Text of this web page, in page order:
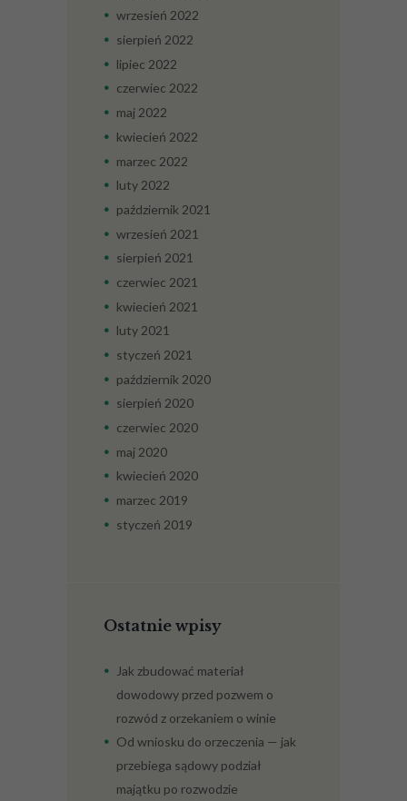
wrzesień 2022
sierpień 2022
lipiec 2022
czerwiec 2022
maj 2022
kwiecień 2022
marzec 2022
luty 2022
październik 2021
wrzesień 2021
sierpień 2021
czerwiec 2021
kwiecień 2021
luty 2021
styczeń 2021
październik 2020
sierpień 2020
czerwiec 2020
maj 2020
kwiecień 2020
marzec 2019
styczeń 2019
Ostatnie wpisy
Jak zbudować materiał
dowodowy przed pozwem o
rozwód z orzekaniem o winie
Od wniosku do orzeczenia — jak
przebiega sądowy podział
majątku po rozwodzie